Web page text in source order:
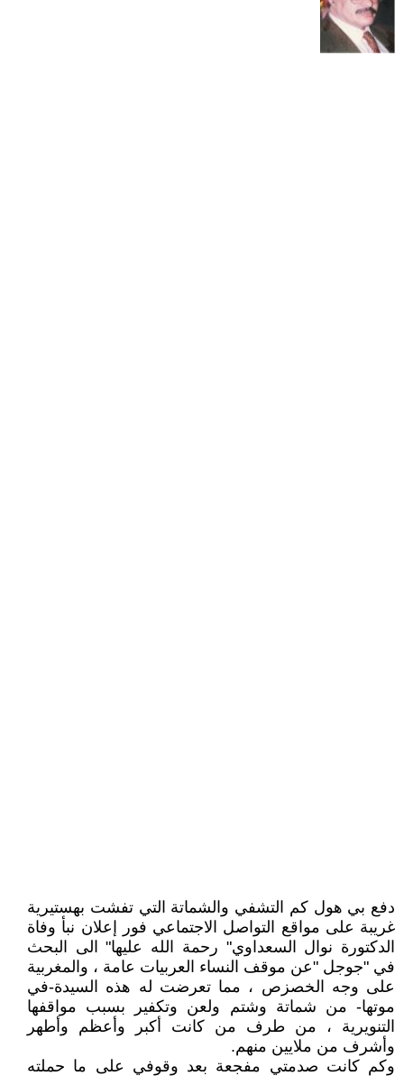
دفع بي هول كم التشفي والشماتة التي تفشت بهستيرية
غريبة على مواقع التواصل الاجتماعي فور إعلان نبأ وفاة
الدكتورة نوال السعداوي" رحمة الله عليها" الى البحث
في "جوجل "عن موقف النساء العربيات عامة ، والمغربية
على وجه الخصزص ، مما تعرضت له هذه السيدة-في
موتها- من شماتة وشتم ولعن وتكفير بسبب مواقفها
التنويرية ، من طرف من كانت أكبر وأعظم وأطهر
وأشرف من ملايين منهم.
وكم كانت صدمتي مفجعة بعد وقوفي على ما حملته